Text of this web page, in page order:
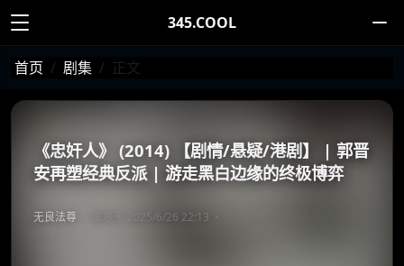
345.COOL
首页 剧集 正文
《忠奸人》 (2014) 【剧情/悬疑/港剧】 | 郭晋
安再塑经典反派 | 游走黑白边缘的终极博弈
无良法尊 发表于 2025/6/26 22:13